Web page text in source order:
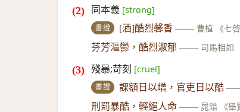
同本義 [strong]
書證 [酒]酷烈馨香 —— 曹植 《七啓
芬芳漚鬱，酷烈淑郁 —— 司馬相如
殘暴;苛刻 [cruel]
書證 課額日以增，官吏日以酷
刑罰暴酷，輕絕人命 —— 晁錯 《舉